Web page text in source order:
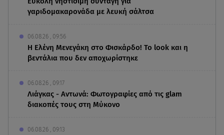
γαριδομακαρονάδα με λευκή σάλτσα
06.08.26 , 09:56
Η Ελένη Μενεγάκη στο Φισκάρδο! Το look και η
βεντάλια που δεν αποχωρίστηκε
06.08.26 , 09:17
Λιάγκας - Αντωνά: Φωτογραφίες από τις glam
διακοπές τους στη Μύκονο
06.08.26 , 09:13